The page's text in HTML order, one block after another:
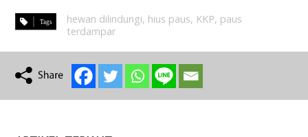
hewan dilindungi, hius paus, KKP, paus
terdampar